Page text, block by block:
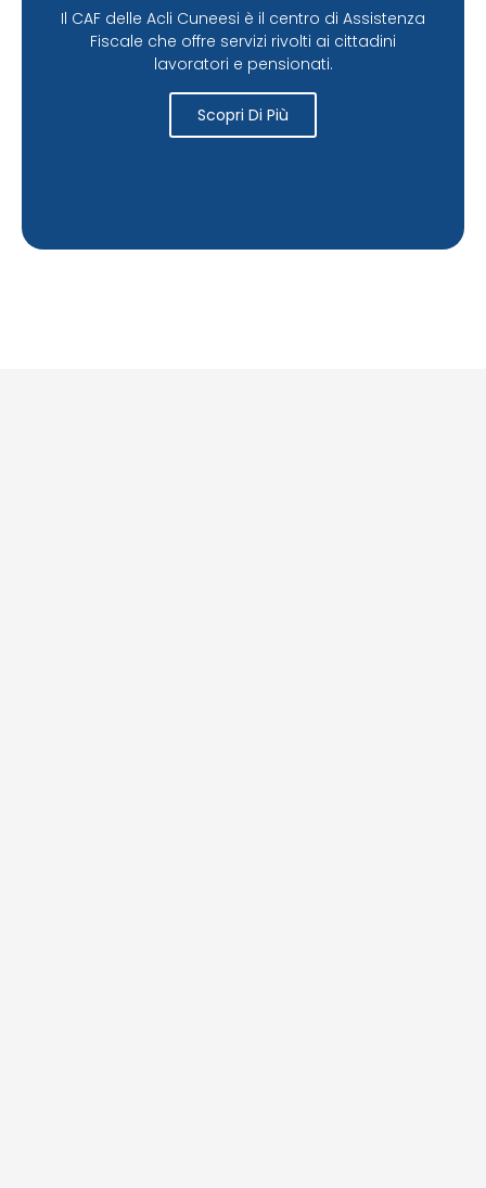
Il CAF delle Acli Cuneesi è il centro di Assistenza
Fiscale che offre servizi rivolti ai cittadini
lavoratori e pensionati.
Scopri Di Più